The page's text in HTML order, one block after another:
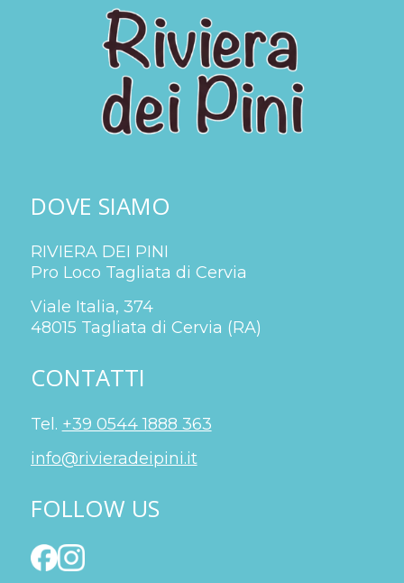
DOVE SIAMO
RIVIERA DEI PINI
Pro Loco Tagliata di Cervia
Viale Italia, 374
48015 Tagliata di Cervia (RA)
CONTATTI
Tel. +39 0544 1888 363
info@rivieradeipini.it
FOLLOW US